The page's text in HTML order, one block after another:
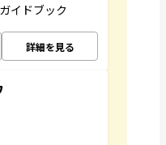
イドブック
詳細を見る